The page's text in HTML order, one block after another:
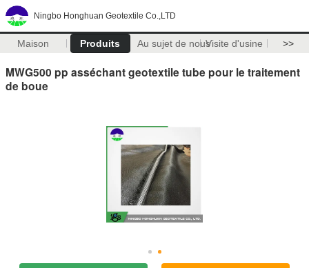
Ningbo Honghuan Geotextile Co.,LTD
Maison Produits Au sujet de nousVisite d'usine >>
MWG500 pp asséchant geotextile tube pour le traitement
de boue